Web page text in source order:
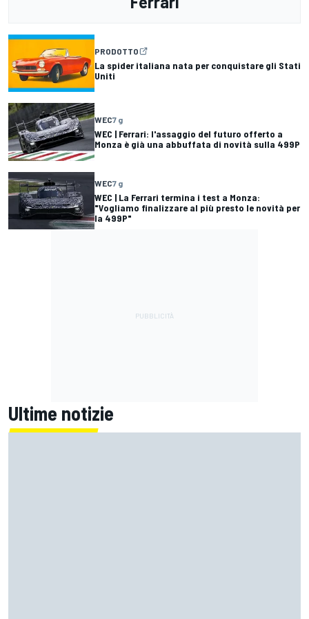
PRODOTTO
La spider italiana nata per conquistare gli Stati
Uniti
WEC7 g
WEC | Ferrari: l'assaggio del futuro offerto a
Monza è già una abbuffata di novità sulla 499P
WEC7 g
WEC | La Ferrari termina i test a Monza:
"Vogliamo finalizzare al più presto le novità per
la 499P"
Ultime notizie